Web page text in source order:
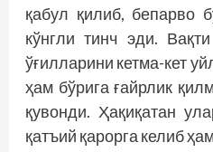
қабул қилиб, бепарво
кўнгли тинч эди.
ўғилларини кетма-кет
ҳам бўрига ғайрлик
қувонди. Ҳақиқатан
қатъий қарорга келиб